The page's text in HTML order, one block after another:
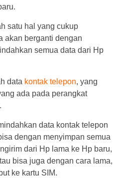
satu hal yang cukup
akan berganti dengan
semua data dari Hp
data kontak telepon, yang
ada pada perangkat
data kontak telepon
dengan menyimpan semua
dari Hp lama ke Hp baru,
bisa juga dengan cara lama,
ke kartu SIM.